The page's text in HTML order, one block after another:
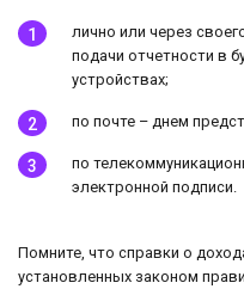
лично или через
подачи отчетности в
устройствах;
по почте – днем
по
электронной подписи.
Помните, что справки о
установленных законом